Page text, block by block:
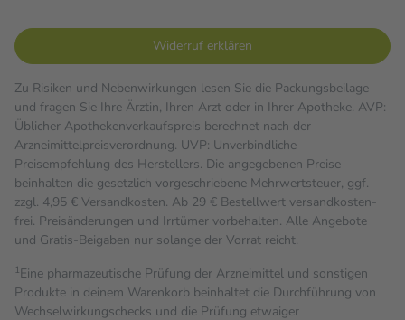
Widerruf erklären
Zu Risiken und Nebenwirkungen lesen Sie die Packungsbeilage
und fragen Sie Ihre Ärztin, Ihren Arzt oder in Ihrer Apotheke. AVP:
Üblicher Apothekenverkaufspreis berechnet nach der
Arzneimittelpreisverordnung. UVP: Unverbindliche
Preisempfehlung des Herstellers. Die angegebenen Preise
beinhalten die gesetzlich vorgeschriebene Mehrwertsteuer, ggf.
zzgl. 4,95 € Versandkosten. Ab 29 € Bestell­wert versand­kosten­
frei. Preisänderungen und Irrtümer vorbehalten. Alle Angebote
und Gratis-Beigaben nur solange der Vorrat reicht.
1Eine pharmazeutische Prüfung der Arzneimittel und sonstigen
Produkte in deinem Warenkorb beinhaltet die Durchführung von
Wechselwirkungschecks und die Prüfung etwaiger